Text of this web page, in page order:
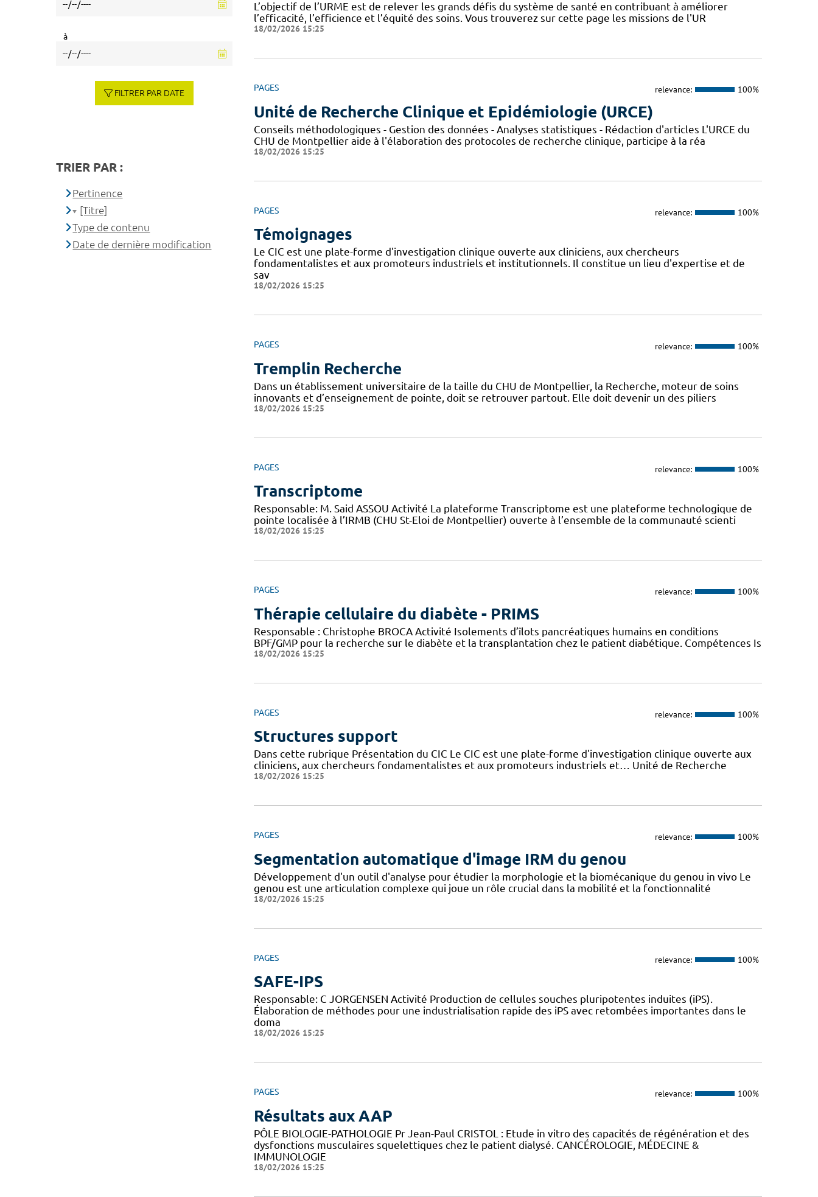
L’objectif de l’URME est de relever les grands défis du système de santé en contribuant à améliorer
l’efficacité, l’efficience et l’équité des soins. Vous trouverez sur cette page les missions de l'UR
18/02/2026 15:25
PAGES relevance: 100%
Unité de Recherche Clinique et Epidémiologie (URCE)
Conseils méthodologiques - Gestion des données - Analyses statistiques - Rédaction d'articles L'URCE du
CHU de Montpellier aide à l'élaboration des protocoles de recherche clinique, participe à la réa
18/02/2026 15:25
PAGES relevance: 100%
Témoignages
Le CIC est une plate-forme d'investigation clinique ouverte aux cliniciens, aux chercheurs
fondamentalistes et aux promoteurs industriels et institutionnels. Il constitue un lieu d'expertise et de
sav
18/02/2026 15:25
PAGES relevance: 100%
Tremplin Recherche
Dans un établissement universitaire de la taille du CHU de Montpellier, la Recherche, moteur de soins
innovants et d’enseignement de pointe, doit se retrouver partout. Elle doit devenir un des piliers
18/02/2026 15:25
PAGES relevance: 100%
Transcriptome
Responsable: M. Said ASSOU Activité La plateforme Transcriptome est une plateforme technologique de
pointe localisée à l’IRMB (CHU St-Eloi de Montpellier) ouverte à l’ensemble de la communauté scienti
18/02/2026 15:25
PAGES relevance: 100%
Thérapie cellulaire du diabète - PRIMS
Responsable : Christophe BROCA Activité Isolements d’îlots pancréatiques humains en conditions
BPF/GMP pour la recherche sur le diabète et la transplantation chez le patient diabétique. Compétences Is
18/02/2026 15:25
PAGES relevance: 100%
Structures support
Dans cette rubrique Présentation du CIC Le CIC est une plate-forme d'investigation clinique ouverte aux
cliniciens, aux chercheurs fondamentalistes et aux promoteurs industriels et… Unité de Recherche
18/02/2026 15:25
PAGES relevance: 100%
Segmentation automatique d'image IRM du genou
Développement d'un outil d'analyse pour étudier la morphologie et la biomécanique du genou in vivo Le
genou est une articulation complexe qui joue un rôle crucial dans la mobilité et la fonctionnalité
18/02/2026 15:25
PAGES relevance: 100%
SAFE-IPS
Responsable: C JORGENSEN Activité Production de cellules souches pluripotentes induites (iPS).
Élaboration de méthodes pour une industrialisation rapide des iPS avec retombées importantes dans le
doma
18/02/2026 15:25
PAGES relevance: 100%
Résultats aux AAP
PÔLE BIOLOGIE-PATHOLOGIE Pr Jean-Paul CRISTOL : Etude in vitro des capacités de régénération et des
dysfonctions musculaires squelettiques chez le patient dialysé. CANCÉROLOGIE, MÉDECINE &
IMMUNOLOGIE
18/02/2026 15:25
à
FILTRER PAR DATE
TRIER PAR :
Pertinence
[Titre]
Type de contenu
Date de dernière modification